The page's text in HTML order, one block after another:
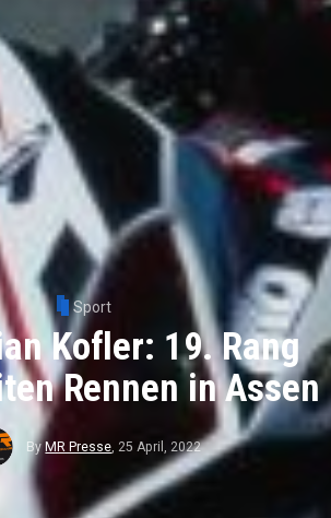
Sport
Kofler: 19. Rang
Rennen in Assen
ByMR Presse 25 April, 2022